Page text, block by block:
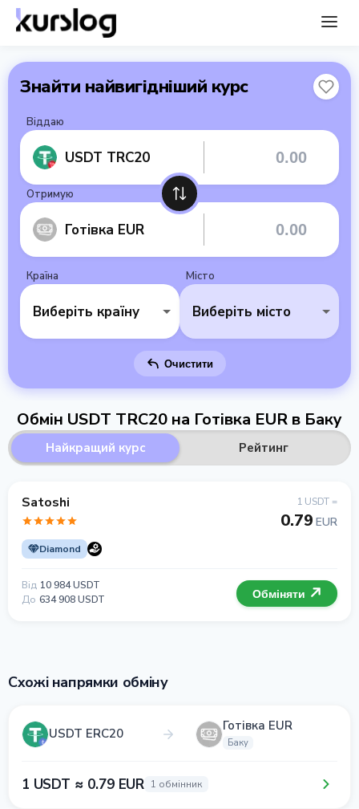
Знайти найвигідніший курс
Віддаю
USDT TRC20
Отримую
Готівка EUR
Країна
Виберіть країну
Місто
Виберіть місто
Очистити
Обмін USDT TRC20 на Готівка EUR в Баку
Найкращий курс Рейтинг
Satoshi
Diamond
1 USDT =
0.79 EUR
Від 10 984 USDT
До 634 908 USDT Обміняти
Схожі напрямки обміну
USDT ERC20 Готівка EUR
Баку
1 USDT ≈ 0.79 EUR 1 обмінник